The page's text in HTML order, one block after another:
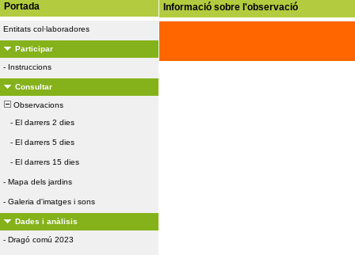
Portada
Entitats col·laboradores
Participar
- Instruccions
Consultar
Observacions
- El darrers 2 dies
- El darrers 5 dies
- El darrers 15 dies
- Mapa dels jardins
- Galeria d'imatges i sons
Dades i anàlisis
- Dragó comú 2023
Informació sobre l'observació